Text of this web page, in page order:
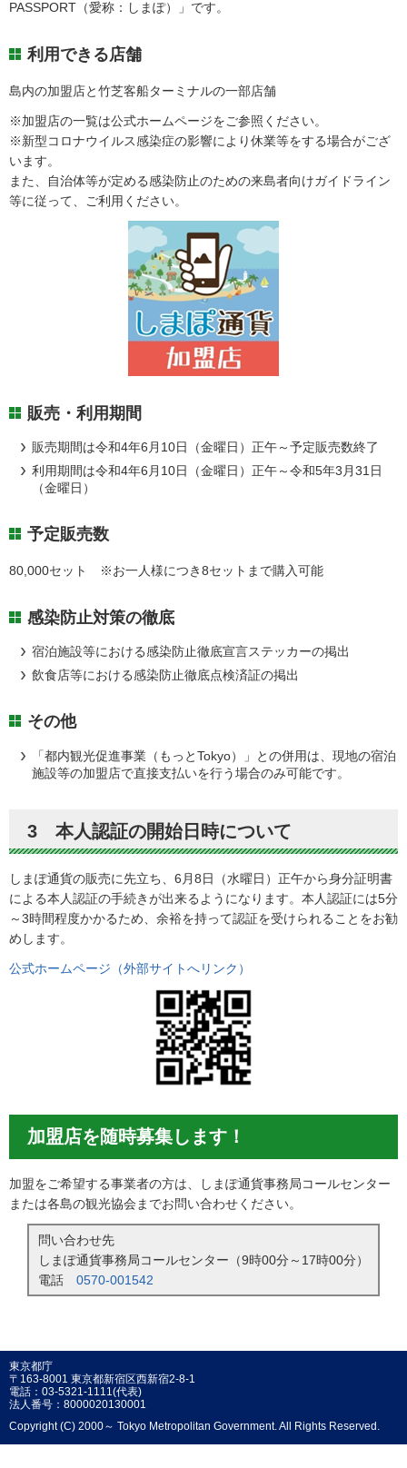
PASSPORT（愛称：しまぽ）」です。
利用できる店舗
島内の加盟店と竹芝客船ターミナルの一部店舗
※加盟店の一覧は公式ホームページをご参照ください。
※新型コロナウイルス感染症の影響により休業等をする場合がござ
います。
また、自治体等が定める感染防止のための来島者向けガイドライン
等に従って、ご利用ください。
販売・利用期間
販売期間は令和4年6月10日（金曜日）正午～予定販売数終了
利用期間は令和4年6月10日（金曜日）正午～令和5年3月31日
（金曜日）
予定販売数
80,000セット ※お一人様につき8セットまで購入可能
感染防止対策の徹底
宿泊施設等における感染防止徹底宣言ステッカーの掲出
飲食店等における感染防止徹底点検済証の掲出
その他
「都内観光促進事業（もっとTokyo）」との併用は、現地の宿泊
施設等の加盟店で直接支払いを行う場合のみ可能です。
3 本人認証の開始日時について
しまぽ通貨の販売に先立ち、6月8日（水曜日）正午から身分証明書
による本人認証の手続きが出来るようになります。本人認証には5分
～3時間程度かかるため、余裕を持って認証を受けられることをお勧
めします。
公式ホームページ（外部サイトへリンク）
加盟店を随時募集します！
加盟をご希望する事業者の方は、しまぽ通貨事務局コールセンター
または各島の観光協会までお問い合わせください。
問い合わせ先
しまぽ通貨事務局コールセンター（9時00分～17時00分）
電話 0570-001542
東京都庁
〒163-8001 東京都新宿区西新宿2-8-1
電話：03-5321-1111(代表)
法人番号：8000020130001
Copyright (C) 2000～ Tokyo Metropolitan Government. All Rights Reserved.